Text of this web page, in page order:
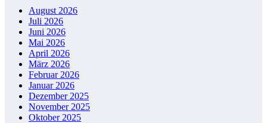
August 2026
Juli 2026
Juni 2026
Mai 2026
April 2026
März 2026
Februar 2026
Januar 2026
Dezember 2025
November 2025
Oktober 2025